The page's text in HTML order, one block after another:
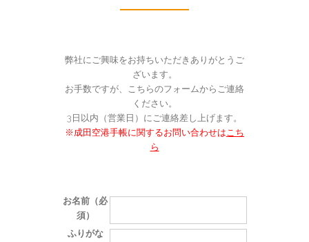
弊社にご興味をお持ちいただきありがとうご
ざいます。
お手数ですが、こちらのフォームからご連絡
ください。
3日以内（営業日）にご連絡差し上げます。
※成田空港手帳に関するお問い合わせはこち
ら
お名前（必
須）
ふりがな